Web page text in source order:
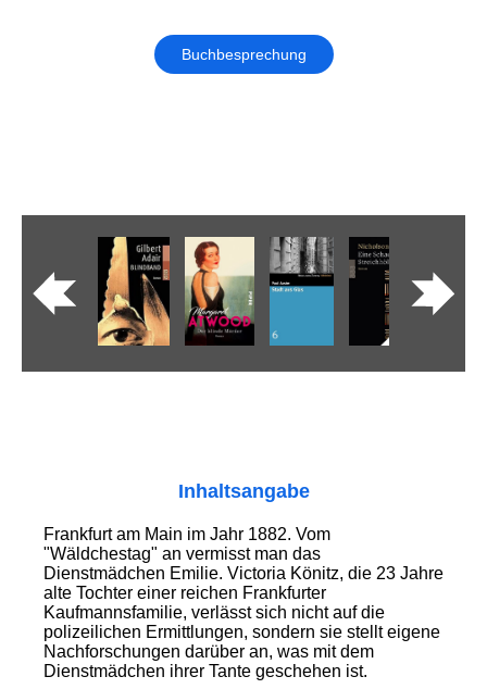
Buchbesprechung
Inhaltsangabe
Frankfurt am Main im Jahr 1882. Vom
"Wäldchestag" an vermisst man das
Dienstmädchen Emilie. Victoria Könitz, die 23 Jahre
alte Tochter einer reichen Frankfurter
Kaufmannsfamilie, verlässt sich nicht auf die
polizeilichen Ermittlungen, sondern sie stellt eigene
Nachforschungen darüber an, was mit dem
Dienstmädchen ihrer Tante geschehen ist.